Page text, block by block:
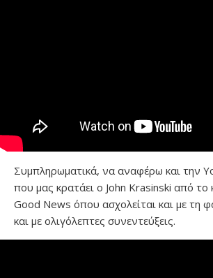
Συμπληρωματικά, να αναφέρω και την
που μας κρατάει ο John Krasinski από το
Good News όπου ασχολείται και με τη
και με ολιγόλεπτες συνεντεύξεις.